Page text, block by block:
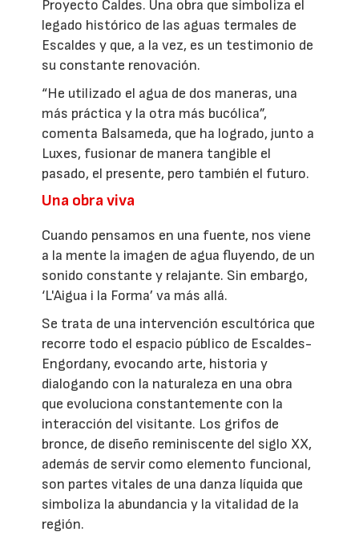
Proyecto Caldes. Una obra que simboliza el
legado histórico de las aguas termales de
Escaldes y que, a la vez, es un testimonio de
su constante renovación.
“He utilizado el agua de dos maneras, una
más práctica y la otra más bucólica”,
comenta Balsameda, que ha logrado, junto a
Luxes, fusionar de manera tangible el
pasado, el presente, pero también el futuro.
Una obra viva
Cuando pensamos en una fuente, nos viene
a la mente la imagen de agua fluyendo, de un
sonido constante y relajante. Sin embargo,
‘L'Aigua i la Forma’ va más allá.
Se trata de una intervención escultórica que
recorre todo el espacio público de Escaldes-
Engordany, evocando arte, historia y
dialogando con la naturaleza en una obra
que evoluciona constantemente con la
interacción del visitante. Los grifos de
bronce, de diseño reminiscente del siglo XX,
además de servir como elemento funcional,
son partes vitales de una danza líquida que
simboliza la abundancia y la vitalidad de la
región.